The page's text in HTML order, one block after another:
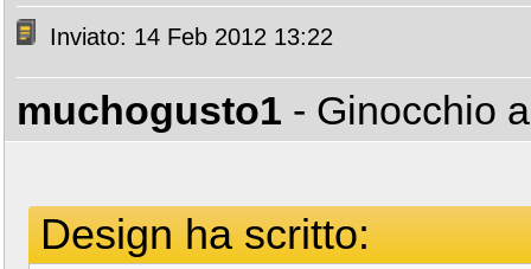
Inviato: 14 Feb 2012 13:22
muchogusto1 - Ginocchio
Design ha scritto: